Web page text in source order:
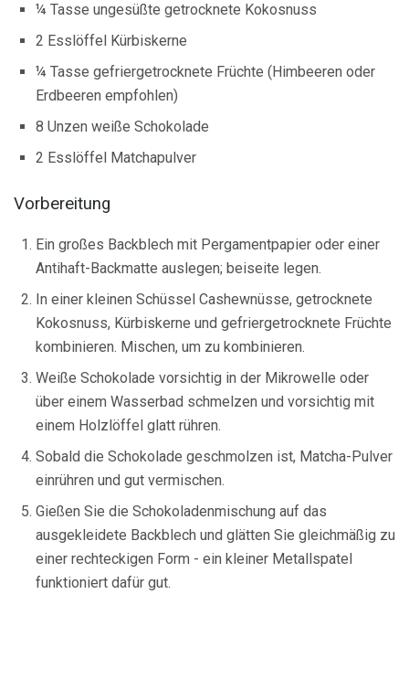
¼ Tasse ungesüßte getrocknete Kokosnuss
2 Esslöffel Kürbiskerne
¼ Tasse gefriergetrocknete Früchte (Himbeeren oder
Erdbeeren empfohlen)
8 Unzen weiße Schokolade
2 Esslöffel Matchapulver
Vorbereitung
Ein großes Backblech mit Pergamentpapier oder einer
Antihaft-Backmatte auslegen; beiseite legen.
In einer kleinen Schüssel Cashewnüsse, getrocknete
Kokosnuss, Kürbiskerne und gefriergetrocknete Früchte
kombinieren. Mischen, um zu kombinieren.
Weiße Schokolade vorsichtig in der Mikrowelle oder
über einem Wasserbad schmelzen und vorsichtig mit
einem Holzlöffel glatt rühren.
Sobald die Schokolade geschmolzen ist, Matcha-Pulver
einrühren und gut vermischen.
Gießen Sie die Schokoladenmischung auf das
ausgekleidete Backblech und glätten Sie gleichmäßig zu
einer rechteckigen Form - ein kleiner Metallspatel
funktioniert dafür gut.